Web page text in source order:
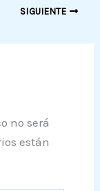
SIGUIENTE
no será
están